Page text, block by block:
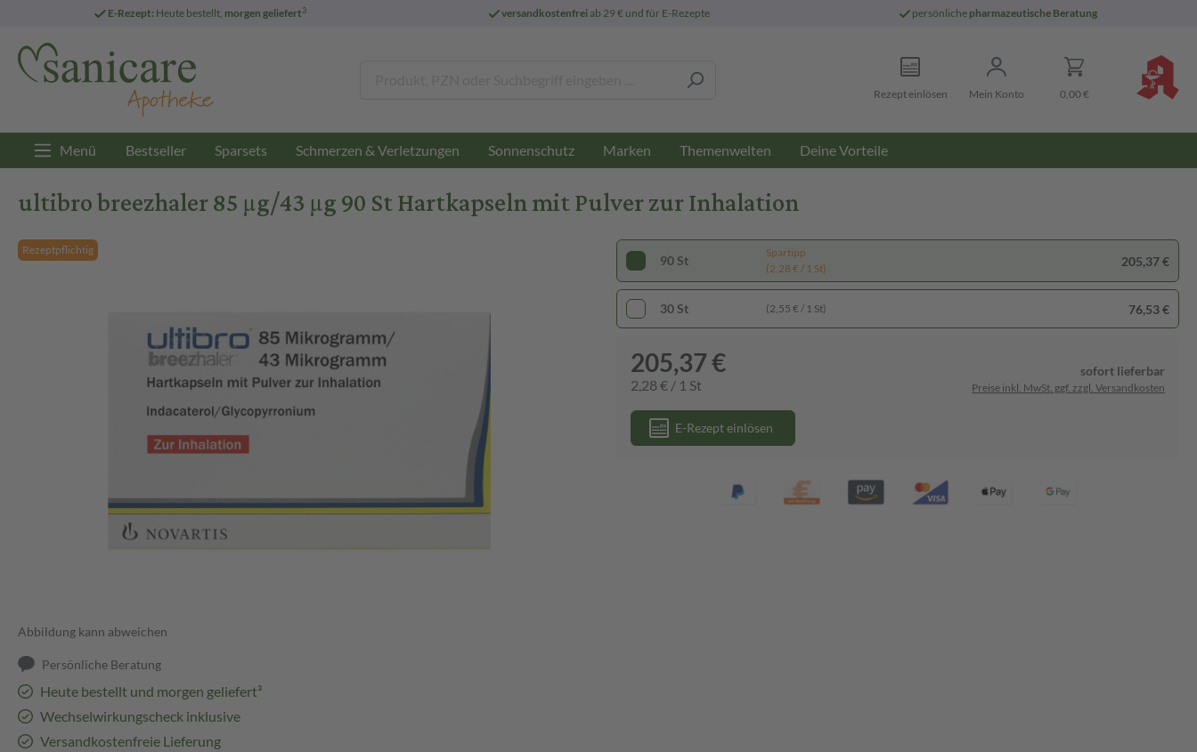
E-Rezept: Heute bestellt, morgen geliefert3 versandkostenfreiab 29 € und für E-Rezepte persönliche pharmazeutische Beratung
Rezept einlösen Mein Konto 0,00 €
Menü Bestseller Sparsets Schmerzen & Verletzungen Sonnenschutz Marken Themenwelten Deine Vorteile
ultibro breezhaler 85 µg/43 µg 90 St Hartkapseln mit Pulver zur Inhalation
Rezeptpflichtig
Abbildung kann abweichen
Persönliche Beratung
Heute bestellt und morgen geliefert³
Wechselwirkungscheck inklusive
Versandkostenfreie Lieferung
90 St
Spartipp
(2,28 € / 1 St)
205,37 €
30 St (2,55 € / 1 St) 76,53 €
205,37 €
2,28 € / 1 St
sofort lieferbar
Preise inkl. MwSt. ggf. zzgl. Versandkosten
E-Rezept einlösen